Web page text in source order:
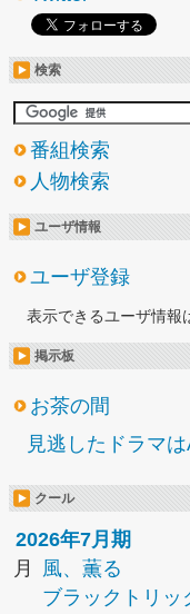
検索
番組検索
人物検索
ユーザ情報
ユーザ登録
表示できるユーザ情報
掲示板
お茶の間
見逃したドラマ
クール
2026年7月期
月
風、薫る
ブラックトリッ